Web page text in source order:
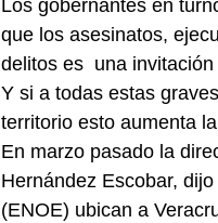
Los gobernantes en
que los asesinatos,
delitos es  una
Y si a todas estas
territorio esto
En marzo pasado la
Hernández Escobar,
(ENOE) ubican a